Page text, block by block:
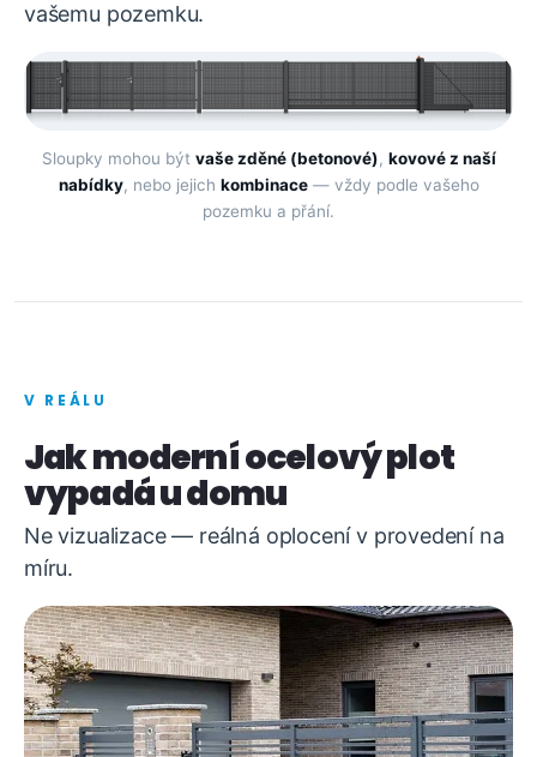
vašemu pozemku.
Sloupky mohou být vaše zděné (betonové), kovové z naší
nabídky, nebo jejich kombinace— vždy podle vašeho
pozemku a přání.
V REÁLU
Jak moderní ocelový plot
vypadá u domu
Ne vizualizace — reálná oplocení v provedení na
míru.